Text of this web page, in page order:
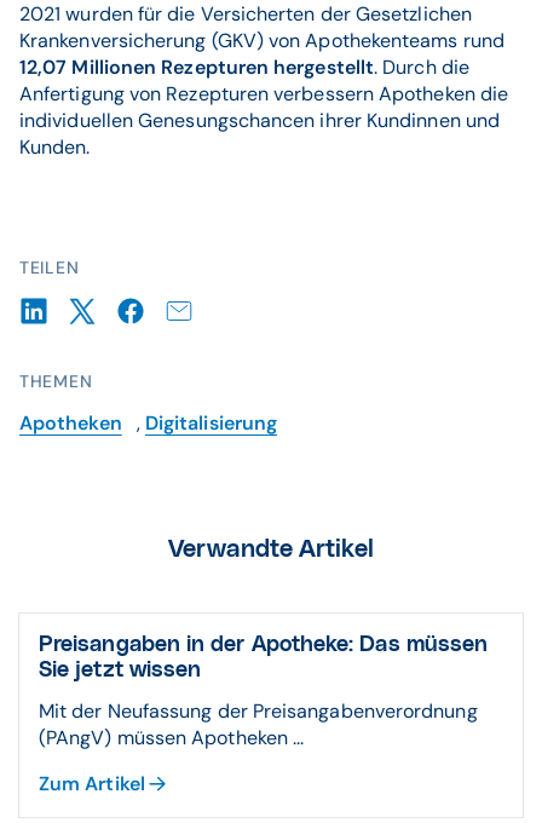
TEILEN
THEMEN
Apotheken , Digitalisierung
2021 wurden für die Versicherten der Gesetzlichen
Krankenversicherung (GKV) von Apothekenteams rund
12,07 Millionen Rezepturen hergestellt. Durch die
Anfertigung von Rezepturen verbessern Apotheken die
individuellen Genesungschancen ihrer Kundinnen und
Kunden.
Verwandte Artikel
Preisangaben in der Apotheke: Das müssen
Sie jetzt wissen
Mit der Neufassung der Preisangabenverordnung
(PAngV) müssen Apotheken ...
Zum Artikel